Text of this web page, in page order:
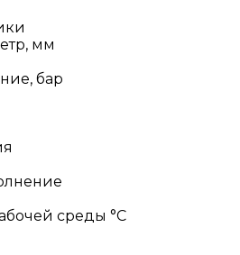
мм
бар
среды °С